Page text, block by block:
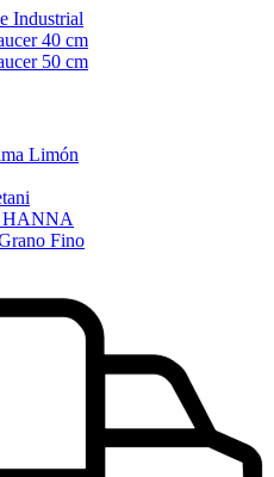
Industrial
40 cm
50 cm
Limón
HANNA
Fino